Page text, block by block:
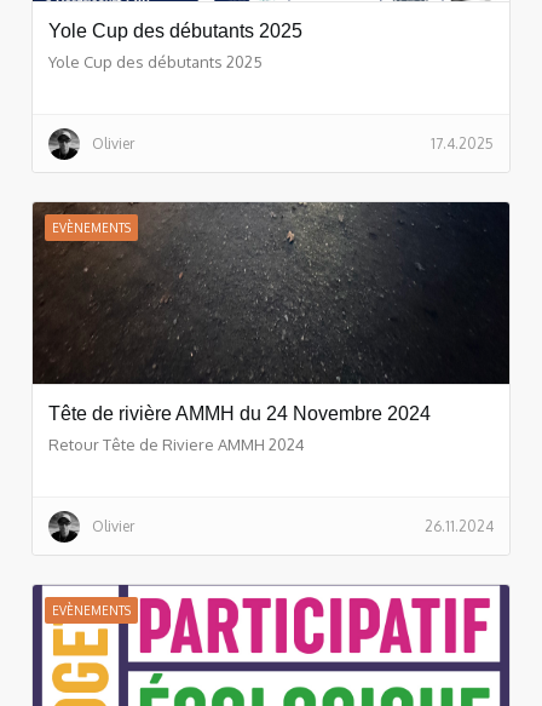
Yole Cup des débutants 2025
Yole Cup des débutants 2025
Olivier 17.4.2025
EVÈNEMENTS
Tête de rivière AMMH du 24 Novembre 2024
Retour Tête de Riviere AMMH 2024
Olivier 26.11.2024
EVÈNEMENTS